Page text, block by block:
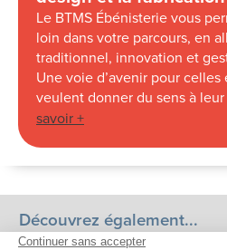
Le BTMS Ébénisterie vous
loin dans votre parcours, en
traditionnel, innovation et
Une voie d’avenir pour celles
veulent donner du sens à leur
savoir +
Découvrez également...